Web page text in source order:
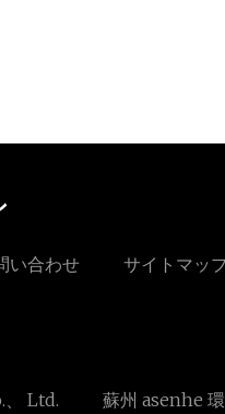
い合わせ サイトマッ
、 Ltd. 蘇州 asenhe